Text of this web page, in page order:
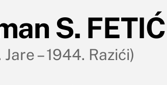
S. FETIĆ
Jare – 1944. Razići)